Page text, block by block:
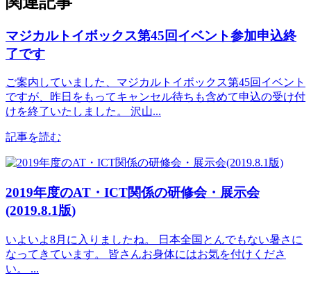
マジカルトイボックス第45回イベント参加申込終
了です
ご案内していました、マジカルトイボックス第45回イベント
ですが、昨日をもってキャンセル待ちも含めて申込の受け付
けを終了いたしました。 沢山...
記事を読む
2019年度のAT・ICT関係の研修会・展示会
(2019.8.1版)
いよいよ8月に入りましたね。 日本全国とんでもない暑さに
なってきています。 皆さんお身体にはお気を付けくださ
い。 ...